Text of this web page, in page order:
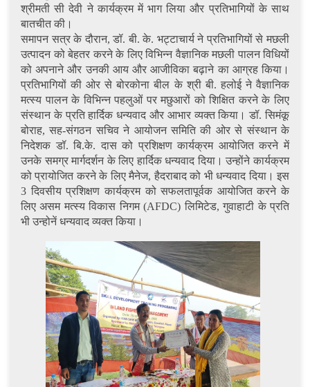
श्रीमती सी देवी ने कार्यक्रम में भाग लिया और प्रतिभागियों के साथ
बातचीत की।
समापन सत्र के दौरान, डॉ. बी. के. भट्टाचार्य ने प्रतिभागियों से मछली
उत्पादन को बेहतर करने के लिए विभिन्न वैज्ञानिक मछली पालन विधियों
को अपनाने और उनकी आय और आजीविका बढ़ाने का आग्रह किया।
प्रतिभागियों की ओर से बोरकोना बील के श्री बी. हलोई ने वैज्ञानिक
मत्स्य पालन के विभिन्न पहलुओं पर मछुआरों को शिक्षित करने के लिए
संस्थान के प्रति हार्दिक धन्यवाद और आभार व्यक्त किया। डॉ. सिमंकू
बोराह, सह-संगठन सचिव ने आयोजन समिति की ओर से संस्थान के
निदेशक डॉ. बि.के. दास को प्रशिक्षण कार्यक्रम आयोजित करने में
उनके समग्र मार्गदर्शन के लिए हार्दिक धन्यवाद दिया। उन्होंने कार्यक्रम
को प्रायोजित करने के लिए मैनेज, हैदराबाद को भी धन्यवाद दिया। इस
3 दिवसीय प्रशिक्षण कार्यक्रम को सफलतापूर्वक आयोजित करने के
लिए असम मत्स्य विकास निगम (AFDC) लिमिटेड, गुवाहाटी के प्रति
भी उन्होनें धन्यवाद व्यक्त किया।